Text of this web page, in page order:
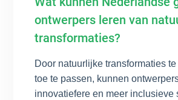
ontwerpers leren van
transformaties?
Door natuurlijke transformaties
toe te passen, kunnen
innovatiefere en meer inclusieve